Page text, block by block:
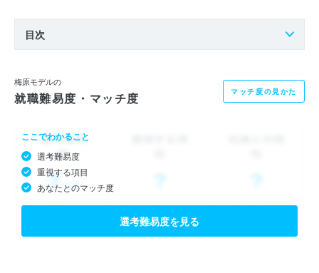
目次
梅原モデルの
就職難易度・マッチ度 マッチ度の見かた
ここでわかること
選考難易度
重視する項目
あなたとのマッチ度
選考難易度を見る